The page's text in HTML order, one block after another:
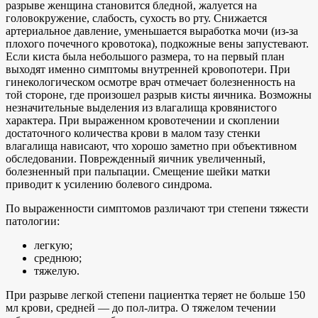
разрыве женщина становится бледной, жалуется на
головокружение, слабость, сухость во рту. Снижается
артериальное давление, уменьшается выработка мочи (из-за
плохого почечного кровотока), подкожные вены запустевают.
Если киста была небольшого размера, то на первый план
выходят именно симптомы внутренней кровопотери. При
гинекологическом осмотре врач отмечает болезненность на
той стороне, где произошел разрыв кисты яичника. Возможны
незначительные выделения из влагалища кровянистого
характера. При выраженном кровотечении и скоплении
достаточного количества крови в малом тазу стенки
влагалища нависают, что хорошо заметно при объективном
обследовании. Поврежденный яичник увеличенный,
болезненный при пальпации. Смещение шейки матки
приводит к усилению болевого синдрома.
По выраженности симптомов различают три степени тяжести
патологии:
легкую;
среднюю;
тяжелую.
При разрыве легкой степени пациентка теряет не больше 150
мл крови, средней — до пол-литра. О тяжелом течении